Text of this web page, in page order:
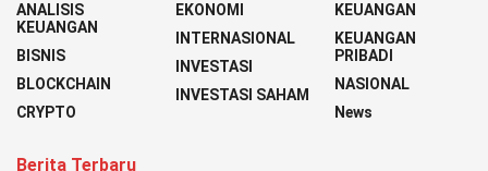
ANALISIS
KEUANGAN
BISNIS
BLOCKCHAIN
CRYPTO
EKONOMI
INTERNASIONAL
INVESTASI
INVESTASI SAHAM
KEUANGAN
KEUANGAN
PRIBADI
NASIONAL
News
Berita Terbaru